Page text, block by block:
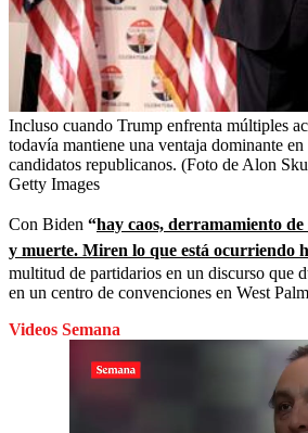
Incluso cuando Trump enfrenta múltiples
todavía mantiene una ventaja dominante en
candidatos republicanos. (Foto de Alon
Getty Images
Con Biden “hay caos, derramamiento
y muerte. Miren lo que está ocurriendo
multitud de partidarios en un discurso que
en un centro de convenciones en West
Videos Semana